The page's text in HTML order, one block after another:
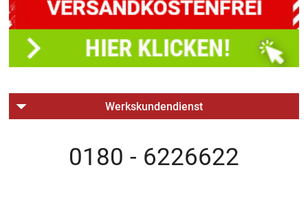
Werkskundendienst
0180 - 6226622